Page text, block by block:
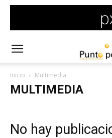
Inicio Multimedia
MULTIMEDIA
No hay